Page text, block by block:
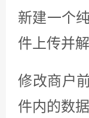
新建一个
件上传并
修改商户
件内的数